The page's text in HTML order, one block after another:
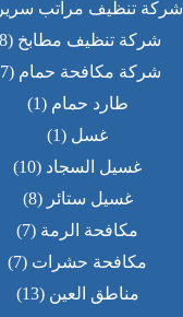
شركة تنظيف مراتب سرير
شركة تنظيف مطابخ (8)
شركة مكافحة حمام (7)
طارد حمام (1)
غسل (1)
غسيل السجاد (10)
غسيل ستائر (8)
مكافحة الرمة (7)
مكافحة حشرات (7)
مناطق العين (13)